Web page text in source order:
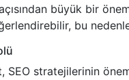
büyük bir
bu
SEO stratejilerinin